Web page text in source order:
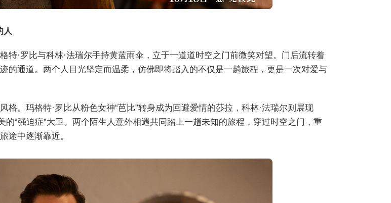
人
特·罗比与科林·法瑞尔手持黄蓝雨伞，立于一道道时空之门前微笑对望。门后流转着
的通道。两个人目光坚定而温柔，仿佛即将踏入的不仅是一趟旅程，更是一次对爱与
格。玛格特·罗比从粉色女神“芭比”转身成为回避爱情的莎拉，科林·法瑞尔则展现
的“强迫症”大卫。两个陌生人意外相遇共同踏上一趟未知的旅程，穿过时空之门，重
途中逐渐靠近。